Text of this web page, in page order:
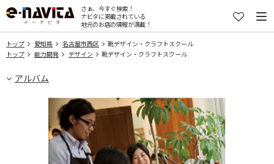
さぁ、今すぐ検索！
ナビタに掲載されている
地元のお店の情報が満載！
トップ 愛知県 名古屋市西区
靴デザイン・クラフトスクール
トップ
能力開発 デザイン 靴デザイン・クラフトスクール
アルバム